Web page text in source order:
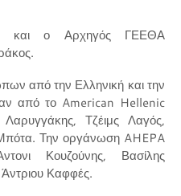
και ο Αρχηγός ΓΕΕΘΑ
από την Ελληνική και την
από το American Hellenic
Τζέιμς Λαγός,
Την οργάνωση AHEPA
Κουζούνης, Βασίλης
Καφφές.